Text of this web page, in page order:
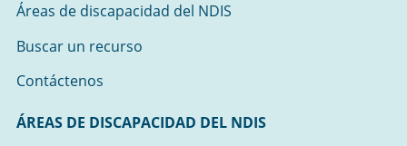
Áreas de discapacidad del NDIS
Buscar un recurso
Contáctenos
ÁREAS DE DISCAPACIDAD DEL NDIS